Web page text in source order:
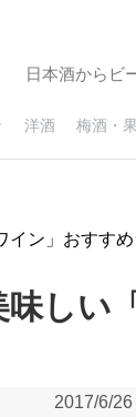
日本酒からビ
洋酒 梅酒・
しい
2017/6/26